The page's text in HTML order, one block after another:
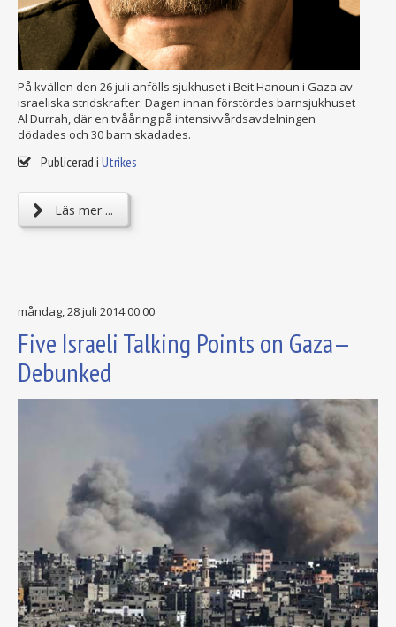
På kvällen den 26 juli anfölls sjukhuset i Beit Hanoun i Gaza av
israeliska stridskrafter. Dagen innan förstördes barnsjukhuset
Al Durrah, där en tvååring på intensivvårdsavdelningen
dödades och 30 barn skadades.
Publicerad i Utrikes
Läs mer ...
måndag, 28 juli 2014 00:00
Five Israeli Talking Points on Gaza—
Debunked